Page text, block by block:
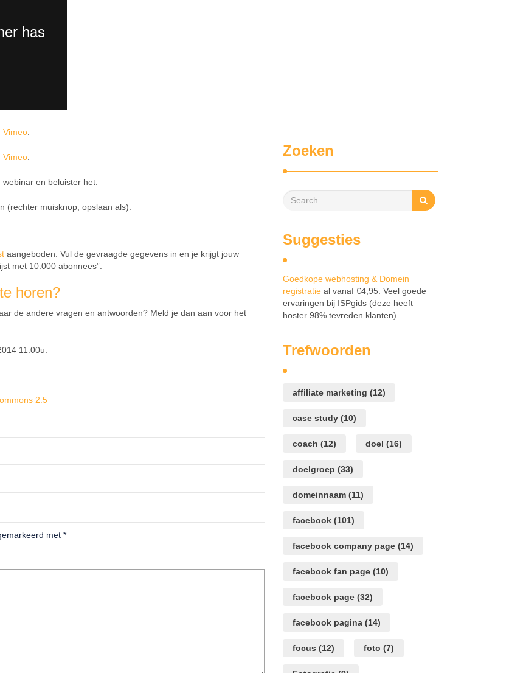
Vimeo
Vimeo
en beluister het.
(rechter muisknop, opslaan als).
aangeboden. Vul de gevraagde gegevens in en je krijgt jouw
met 10.000 abonnees”.
horen?
de andere vragen en antwoorden? Meld je dan aan voor het
11.00u.
2.5
met *
Zoeken
Suggesties
Goedkope webhosting & Domein
registratie al vanaf €4,95. Veel goede
ervaringen bij ISPgids (deze heeft
hoster 98% tevreden klanten).
Trefwoorden
affiliate marketing (12)
case study (10)
coach (12) doel (16)
doelgroep (33)
domeinnaam (11)
facebook (101)
facebook company page (14)
facebook fan page (10)
facebook page (32)
facebook pagina (14)
focus (12) foto (7)